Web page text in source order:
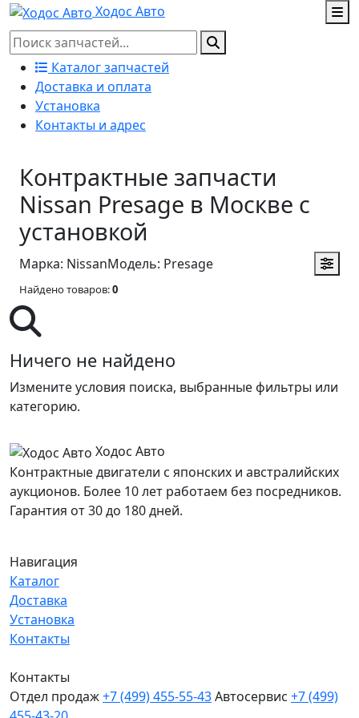
Ходос Авто
Каталог запчастей
Доставка и оплата
Установка
Контакты и адрес
Контрактные запчасти
Nissan Presage в Москве с
установкой
Марка: NissanМодель: Presage
Найдено товаров:0
Ничего не найдено
Измените условия поиска, выбранные фильтры или
категорию.
Ходос Авто
Контрактные двигатели с японских и австралийских
аукционов. Более 10 лет работаем без посредников.
Гарантия от 30 до 180 дней.
Навигация
Каталог
Доставка
Установка
Контакты
Контакты
Отдел продаж+7 (499) 455-55-43Автосервис +7 (499)